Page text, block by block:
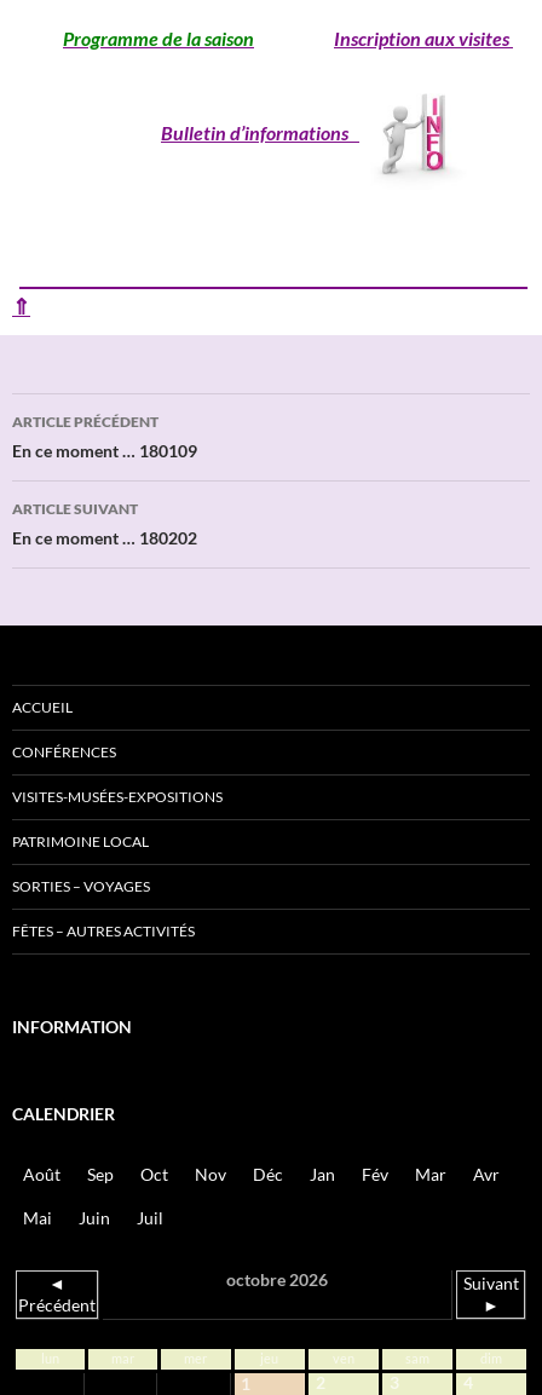
Programme de la saison Inscription aux visites
Bulletin d’informations
⇑
Navigation
des
articles
ARTICLE PRÉCÉDENT
En ce moment … 180109
ARTICLE SUIVANT
En ce moment … 180202
ACCUEIL
CONFÉRENCES
VISITES-MUSÉES-EXPOSITIONS
PATRIMOINE LOCAL
SORTIES – VOYAGES
FÊTES – AUTRES ACTIVITÉS
INFORMATION
CALENDRIER
Août Sep Oct Nov Déc Jan Fév Mar Avr
Mai Juin Juil
◄
Précédent
octobre 2026
Suivant
►
lun mar mer jeu ven sam dim
1 2 3 4